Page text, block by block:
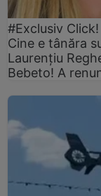
#Exclusiv Click!
Cine e tânăra
Laurențiu
Bebeto! A